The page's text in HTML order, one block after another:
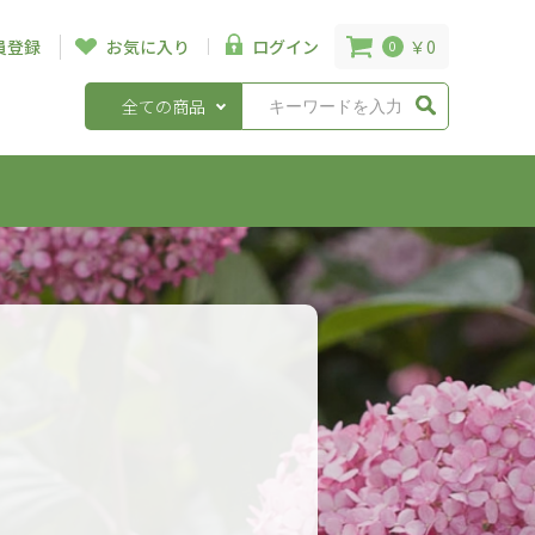
登録 お気に入り ログイン 0 ￥0
全ての商品